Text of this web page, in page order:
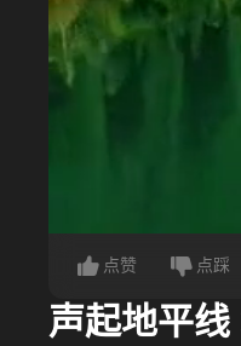
点赞 点踩
声起地平线